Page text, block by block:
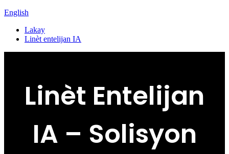
English
Lakay
Linèt entelijan IA
Linèt Entelijan
IA – Solisyon